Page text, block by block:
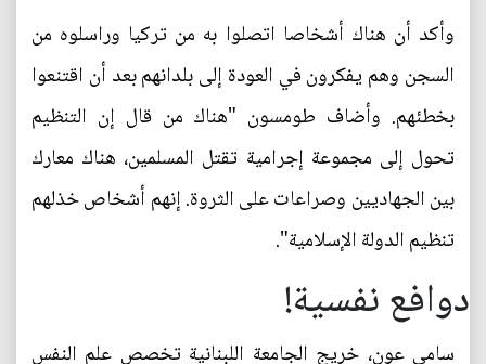
وأكد أن هناك أشخاصا اتصلوا به من تركيا وراسلوه من
السجن وهم يفكرون في العودة إلى بلدانهم بعد أن اقتنعوا
بخطئهم. وأضاف طومسون "هناك من قال إن التنظيم
تحول إلى مجموعة إجرامية تقتل المسلمين، هناك معارك
بين الجهاديين وصراعات على الثروة. إنهم أشخاص خذلهم
تنظيم الدولة الإسلامية".
دوافع نفسية!
سامي عون، خريج الجامعة اللبنانية تخصص علم النفس